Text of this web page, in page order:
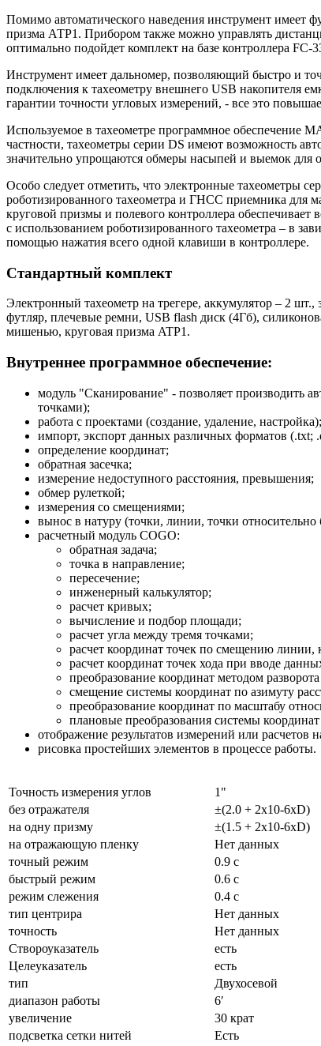
Помимо автоматического наведения инструмент имеет
призма АТР1. Прибором также можно управлять
оптимально подойдет комплект на базе контроллера
Инструмент имеет дальномер, позволяющий быстро и
подключения к тахеометру внешнего USB накопителя
гарантии точности угловых измерений, - все это
Используемое в тахеометре программное обеспечение
частности, тахеометры серии DS имеют возможность
значительно упрощаются обмеры насыпей и выемок для
Особо следует отметить, что электронные тахеометры
роботизированного тахеометра и ГНСС приемника для
круговой призмы и полевого контроллера
с использованием роботизированного тахеометра – в
помощью нажатия всего одной клавиши в контроллере.
Стандартный комплект
Электронный тахеометр на трегере, аккумулятор – 2
футляр, плечевые ремни, USB flash диск (4Гб),
мишенью, круговая призма ATP1.
Внутреннее программное обеспечение:
модуль "Сканирование" - позволяет производить
точками);
работа с проектами (создание, удаление, настройка);
импорт, экспорт данных различных форматов (.txt;
определение координат;
обратная засечка;
измерение недоступного расстояния, превышения;
обмер рулеткой;
измерения со смещениями;
вынос в натуру (точки, линии, точки
расчетный модуль COGO:
обратная задача;
точка в направление;
пересечение;
инженерный калькулятор;
расчет кривых;
вычисление и подбор площади;
расчет угла между тремя точками;
расчет координат точек по смещению линии,
расчет координат точек хода при вводе
преобразование координат методом
смещение системы координат по азимуту
преобразование координат по масштабу
плановые преобразования системы
отображение результатов измерений или расчетов
рисовка простейших элементов в процессе работы.
Точность измерения углов
1"
без отражателя
±(2.0 + 2x10-6xD)
на одну призму
±(1.5 + 2x10-6xD)
на отражающую пленку
Нет данных
точный режим
0.9 с
быстрый режим
0.6 с
режим слежения
0.4 с
тип центрира
Нет данных
точность
Нет данных
Створоуказатель
есть
Целеуказатель
есть
тип
Двухосевой
диапазон работы
6′
увеличение
30 крат
подсветка сетки нитей
Есть